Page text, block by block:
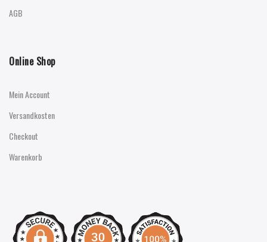
AGB
Online Shop
Mein Account
Versandkosten
Checkout
Warenkorb